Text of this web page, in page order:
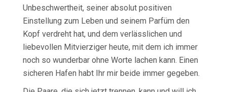
Unbeschwertheit, seiner absolut positiven
Einstellung zum Leben und seinem Parfüm den
Kopf verdreht hat, und dem verlässlichen und
liebevollen Mitvierziger heute, mit dem ich immer
noch so wunderbar ohne Worte lachen kann. Einen
sicheren Hafen habt Ihr mir beide immer gegeben.